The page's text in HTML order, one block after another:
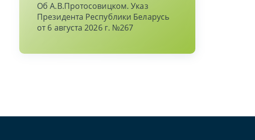
Об А.В.Протосовицком. Указ
Президента Республики Беларусь
от 6 августа 2026 г. №267